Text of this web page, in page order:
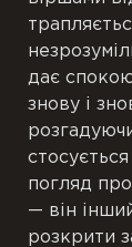
дає
знову і
погляд
— він
розкрити